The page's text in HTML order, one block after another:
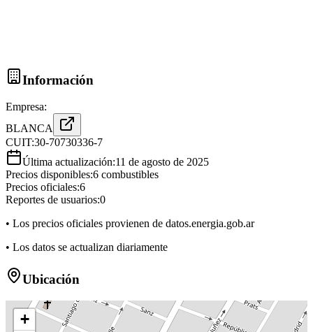
Información
Empresa:
BLANCA
CUIT:30-70730336-7
Última actualización:11 de agosto de 2025
Precios disponibles:6 combustibles
Precios oficiales:6
Reportes de usuarios:0
• Los precios oficiales provienen de datos.energia.gob.ar
• Los datos se actualizan diariamente
Ubicación
+